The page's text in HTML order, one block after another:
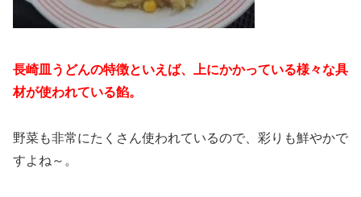
長崎皿うどんの特徴といえば、上にかかっている様々な具
材が使われている餡。
野菜も非常にたくさん使われているので、彩りも鮮やかで
すよね～。